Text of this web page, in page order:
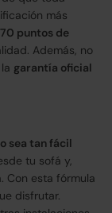
más
puntos de
Además, no
garantía oficial
sea tan fácil
tu sofá y,
Con esta fórmula
disfrutar.